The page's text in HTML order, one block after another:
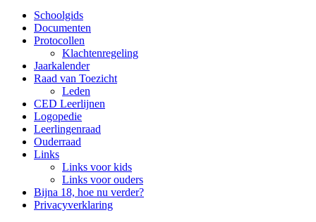
Schoolgids
Documenten
Protocollen
Klachtenregeling
Jaarkalender
Raad van Toezicht
Leden
CED Leerlijnen
Logopedie
Leerlingenraad
Ouderraad
Links
Links voor kids
Links voor ouders
Bijna 18, hoe nu verder?
Privacyverklaring